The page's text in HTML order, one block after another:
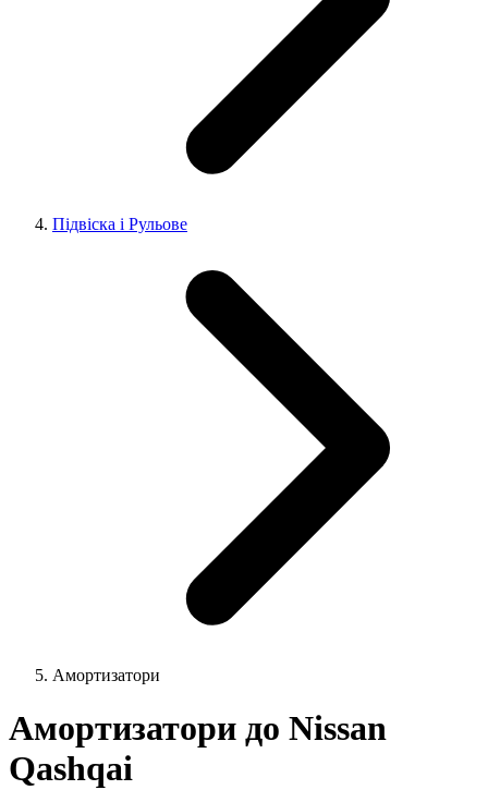
Підвіска і Рульове
Амортизатори
Амортизатори до Nissan
Qashqai